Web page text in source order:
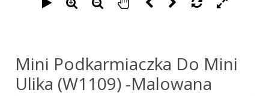
Mini Podkarmiaczka Do Mini
Ulika (W1109) -malowana